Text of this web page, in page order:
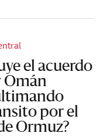
el acuerdo
Omán
por el
Ormuz?